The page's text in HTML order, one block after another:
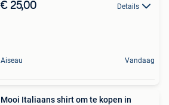
€ 25,00 Details
Aiseau Vandaag
Mooi Italiaans shirt om te kopen in